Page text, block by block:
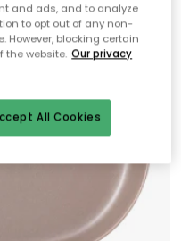
and ads, and to analyze
to opt out of any non-
However, blocking certain
the website. Our privacy
All Cookies